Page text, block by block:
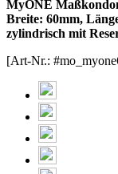
MyONE
Breite: 60mm,
zylindrisch mit
[Art-Nr.: